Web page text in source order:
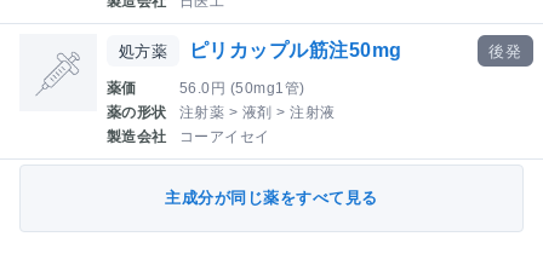
処方薬 ピリカップル筋注50mg
薬価
56.0円 (50mg1管)
薬の形状
注射薬 > 液剤 > 注射液
製造会社
コーアイセイ
後発
主成分が同じ薬をすべて見る